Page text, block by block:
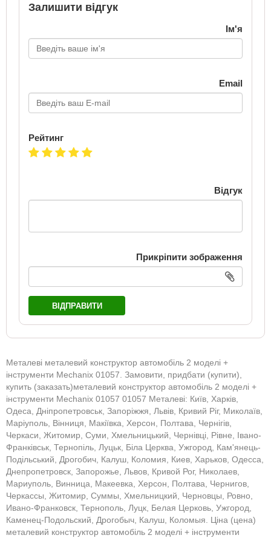
Залишити відгук
Ім'я
Email
Рейтинг
Відгук
Прикріпити зображення
ВІДПРАВИТИ
Металеві металевий конструктор автомобіль 2 моделі +
інструменти Mechanix 01057. Замовити, придбати (купити),
купить (заказать)металевий конструктор автомобіль 2 моделі +
інструменти Mechanix 01057 01057 Металеві: Київ, Харків,
Одеса, Дніпропетровськ, Запоріжжя, Львів, Кривий Ріг, Миколаїв,
Маріуполь, Вінниця, Макіївка, Херсон, Полтава, Чернігів,
Черкаси, Житомир, Суми, Хмельницький, Чернівці, Рівне, Івано-
Франківськ, Тернопіль, Луцьк, Біла Церква, Ужгород, Кам'янець-
Подільський, Дрогобич, Калуш, Коломия, Киев, Харьков, Одесса,
Днепропетровск, Запорожье, Львов, Кривой Рог, Николаев,
Мариуполь, Винница, Макеевка, Херсон, Полтава, Чернигов,
Черкассы, Житомир, Суммы, Хмельницкий, Черновцы, Ровно,
Ивано-Франковск, Тернополь, Луцк, Белая Церковь, Ужгород,
Каменец-Подольский, Дрогобыч, Калуш, Коломыя. Ціна (цена)
металевий конструктор автомобіль 2 моделі + інструменти